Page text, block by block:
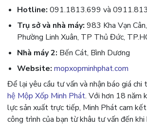
Hotline: 091.1813.699 và
Trụ sở và nhà máy: 983 Kha Vạn
Phường Linh Xuân, TP Thủ Đức,
Nhà máy 2: Bến Cát, Bình Dương
Website: mopxopminhphat.com
Để lại yêu cầu tư vấn và nhận báo giá
hệ Mộp Xốp Minh Phát. Với hơn 18 năm
lực sản xuất trực tiếp, Minh Phát cam kết
công trình của bạn từ khâu tư vấn đến khi